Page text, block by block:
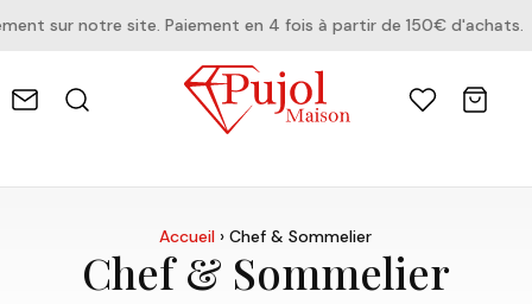
sur notre site. Paiement en 4 fois à partir de 150€ d'achats.
Accueil ›Chef & Sommelier
Chef & Sommelier